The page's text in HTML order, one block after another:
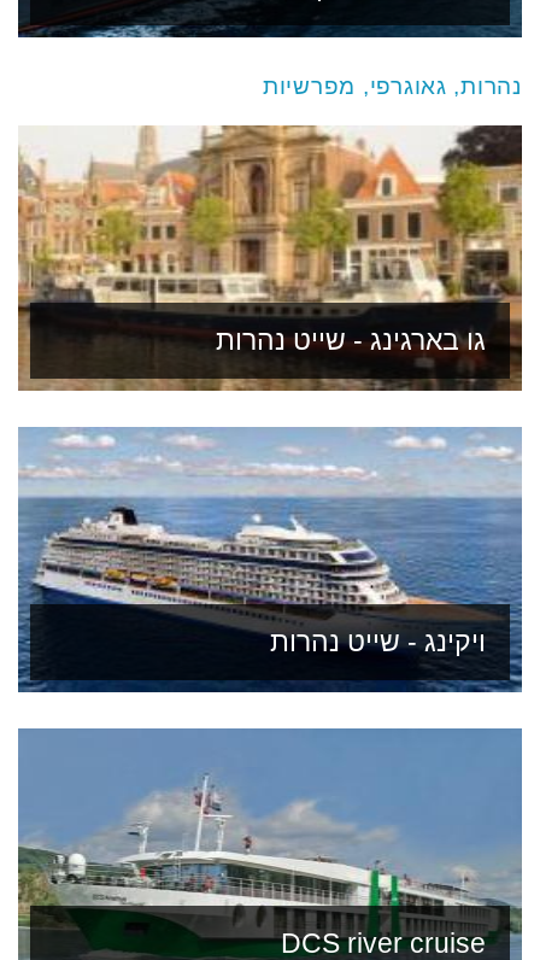
נהרות, גאוגרפי, מפרשיות
גו בארגינג - שייט נהרות
ויקינג - שייט נהרות
DCS river cruise